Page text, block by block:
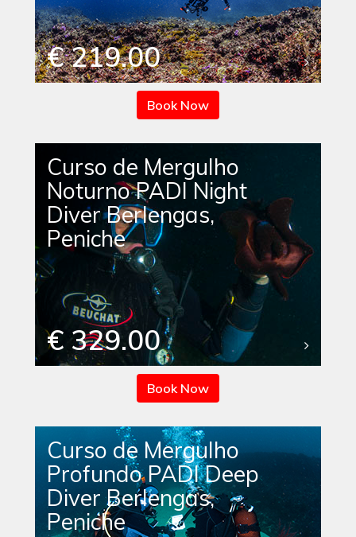
€ 219.00
Book Now
Curso de Mergulho
Noturno PADI Night
Diver Berlengas,
Peniche
€ 329.00
Book Now
Curso de Mergulho
Profundo PADI Deep
Diver Berlengas,
Peniche